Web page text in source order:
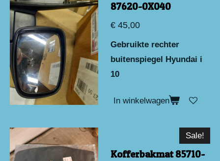
87620-0X040
€ 45,00
Gebruikte rechter
buitenspiegel Hyundai i
10
In winkelwagen
Sale!
Kofferbakmat 85710-